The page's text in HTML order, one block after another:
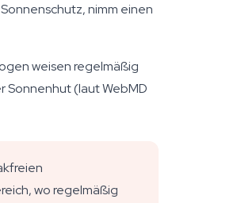
nimm einen
weisen regelmäßig
Sonnenhut (lautWebMD
wo regelmäßig